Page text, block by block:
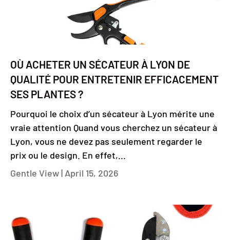
OÙ ACHETER UN SÉCATEUR À LYON DE
QUALITÉ POUR ENTRETENIR EFFICACEMENT
SES PLANTES ?
Pourquoi le choix d’un sécateur à Lyon mérite une
vraie attention Quand vous cherchez un sécateur à
Lyon, vous ne devez pas seulement regarder le
prix ou le design. En effet,...
Gentle View | April 15, 2026